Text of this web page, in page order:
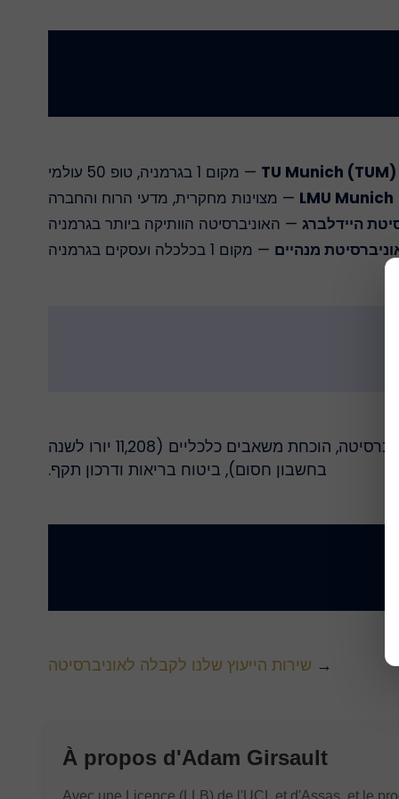
TU Munich (TUM) — מקום 1 בגרמניה, טופ 50 עולמי
LMU Munich — מצוינות מחקרית, מדעי הרוח והחברה
היידלברג — האוניברסיטה הוותיקה ביותר בגרמניה
מנהיים — מקום 1 בכלכלה ועסקים בגרמניה
אזרחי EU/EEA: אין צורך באשרה. אחרים: יש לבקש אשרת לימודים בשגרירות הגרמנית. דרישות: אישור קבלה מהאוניברסיטה, הוכחת משאבים כלכליים (11,208 יורו לשנה
בחשבון חסום), ביטוח בריאות ודרכון תקף.
→ שירות הייעוץ שלנו לקבלה לאוניברסיטה
À propos d'Adam Girsault
Avec une Licence (LLB) de l'UCL et d'Assas, et le